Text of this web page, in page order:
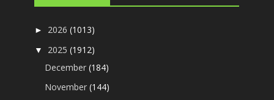
► 2026(1013)
▼ 2025(1912)
December(184)
November(144)